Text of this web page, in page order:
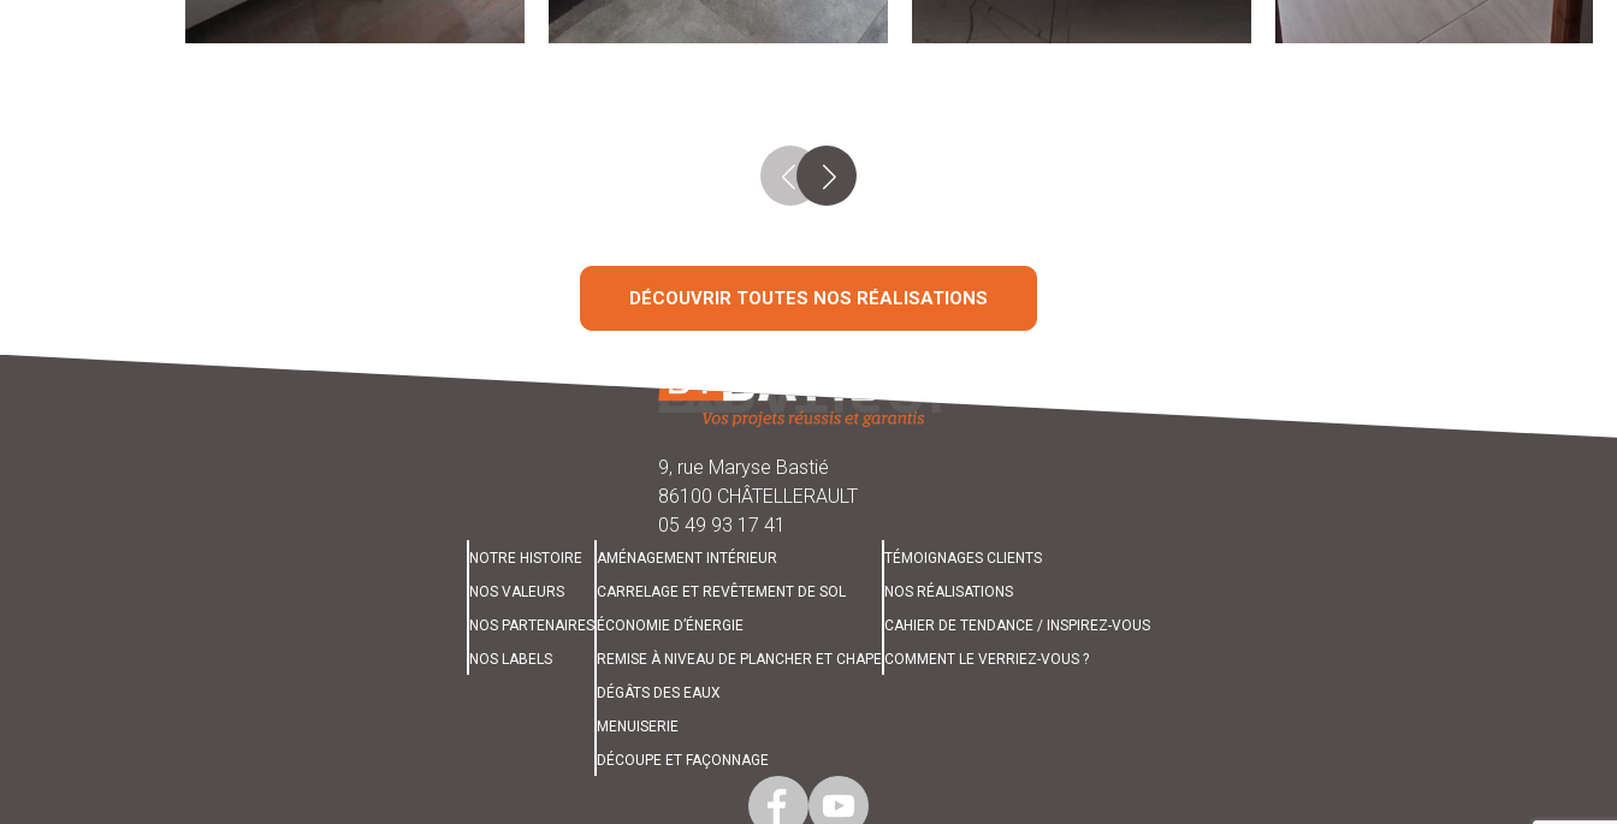
DÉCOUVRIR TOUTES NOS RÉALISATIONS
9, rue Maryse Bastié
86100 CHÂTELLERAULT
05 49 93 17 41
NOTRE HISTOIRE
NOS VALEURS
NOS PARTENAIRES
NOS LABELS
AMÉNAGEMENT INTÉRIEUR
CARRELAGE ET REVÊTEMENT DE SOL
ÉCONOMIE D’ÉNERGIE
REMISE À NIVEAU DE PLANCHER ET CHAPE
DÉGÂTS DES EAUX
MENUISERIE
DÉCOUPE ET FAÇONNAGE
TÉMOIGNAGES CLIENTS
NOS RÉALISATIONS
CAHIER DE TENDANCE / INSPIREZ-VOUS
COMMENT LE VERRIEZ-VOUS ?